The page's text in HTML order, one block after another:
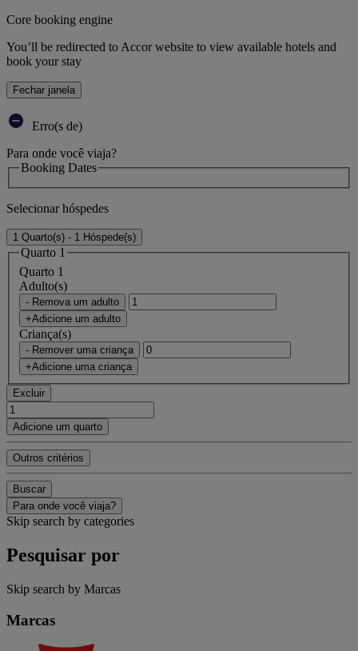
Core booking engine
You’ll be redirected to Accor website to view available hotels and
book your stay
Fechar janela
Erro(s de)
Para onde você viaja?
Booking Dates
Selecionar hóspedes
1 Quarto(s) - 1 Hóspede(s)
Quarto 1
Quarto 1
Adulto(s)
- Remova um adulto
+Adicione um adulto
Criança(s)
- Remover uma criança
+Adicione uma criança
Excluir
Adicione um quarto
Outros critérios
Buscar
Para onde você viaja?
Skip search by categories
Pesquisar por
Skip search by Marcas
Marcas